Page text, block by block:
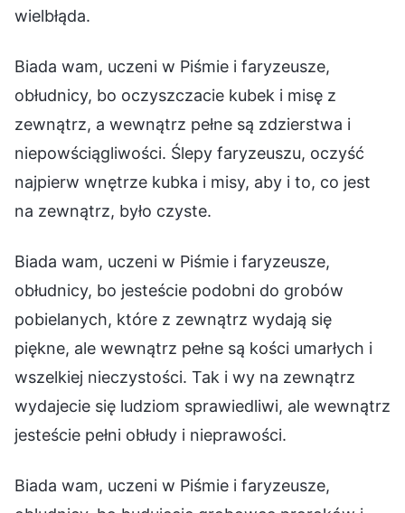
wielbłąda.
Biada wam, uczeni w Piśmie i faryzeusze,
obłudnicy, bo oczyszczacie kubek i misę z
zewnątrz, a wewnątrz pełne są zdzierstwa i
niepowściągliwości. Ślepy faryzeuszu, oczyść
najpierw wnętrze kubka i misy, aby i to, co jest
na zewnątrz, było czyste.
Biada wam, uczeni w Piśmie i faryzeusze,
obłudnicy, bo jesteście podobni do grobów
pobielanych, które z zewnątrz wydają się
piękne, ale wewnątrz pełne są kości umarłych i
wszelkiej nieczystości. Tak i wy na zewnątrz
wydajecie się ludziom sprawiedliwi, ale wewnątrz
jesteście pełni obłudy i nieprawości.
Biada wam, uczeni w Piśmie i faryzeusze,